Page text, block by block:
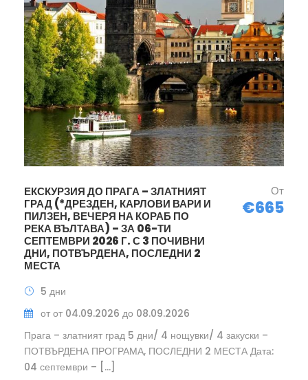
ЕКСКУРЗИЯ ДО ПРАГА – ЗЛАТНИЯТ
ГРАД (*ДРЕЗДЕН, КАРЛОВИ ВАРИ И
ПИЛЗЕН, ВЕЧЕРЯ НА КОРАБ ПО
РЕКА ВЪЛТАВА) – ЗА 06-ТИ
СЕПТЕМВРИ 2026 Г. С 3 ПОЧИВНИ
ДНИ, ПОТВЪРДЕНА, ПОСЛЕДНИ 2
МЕСТА
От
€665
5 дни
от от 04.09.2026 до 08.09.2026
Прага – златният град 5 дни/ 4 нощувки/ 4 закуски –
ПОТВЪРДЕНА ПРОГРАМА, ПОСЛЕДНИ 2 МЕСТА Дата:
04 септември – […]